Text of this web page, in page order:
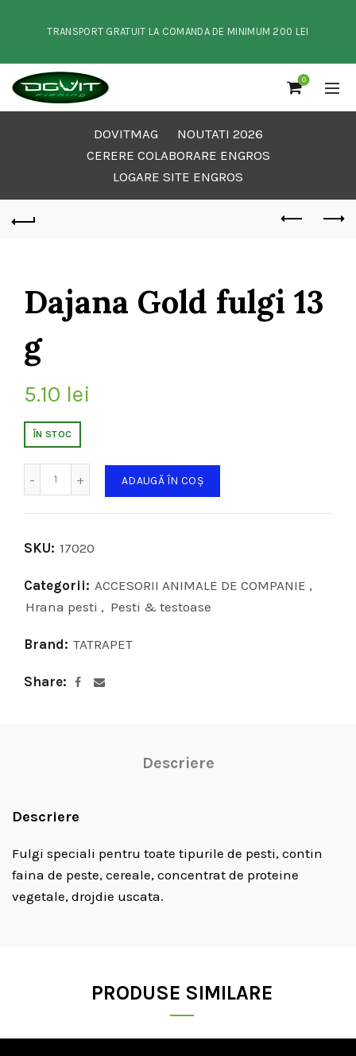
TRANSPORT GRATUIT LA COMANDA DE MINIMUM 200 LEI
0
DOVITMAG
NOUTATI 2026
CERERE COLABORARE ENGROS
LOGARE SITE ENGROS
Dajana Gold fulgi 13
g
5.10 lei
ÎN STOC
ADAUGĂ ÎN COȘ
SKU: 17020
Categorii: ACCESORII ANIMALE DE COMPANIE ,
Hrana pesti , Pesti & testoase
Brand: TATRAPET
Share
Descriere
Descriere
Fulgi speciali pentru toate tipurile de pesti, contin
faina de peste, cereale, concentrat de proteine
vegetale, drojdie uscata.
PRODUSE SIMILARE